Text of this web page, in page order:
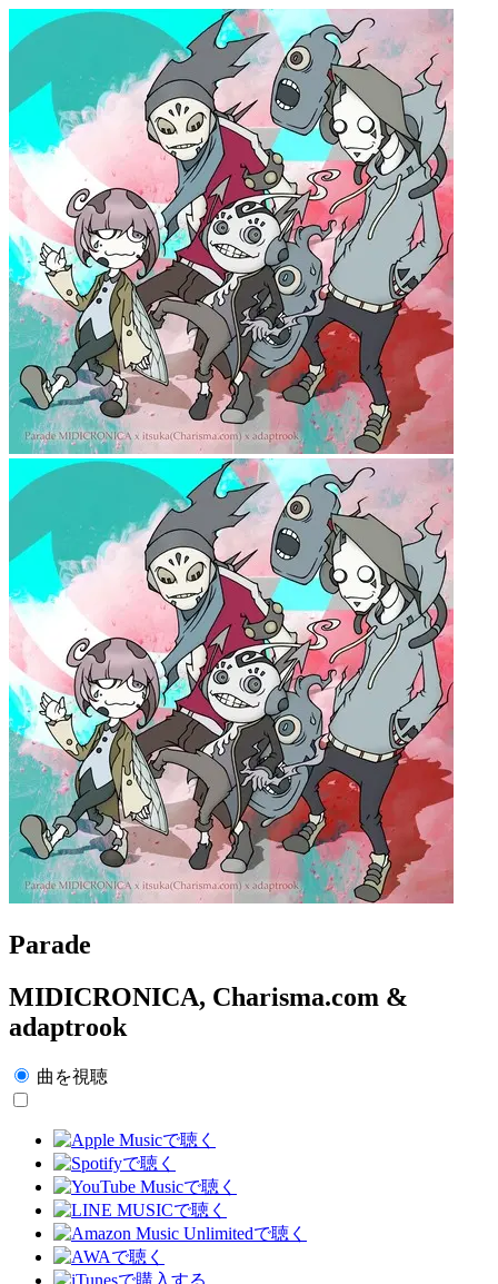
Parade
MIDICRONICA, Charisma.com &
adaptrook
曲を視聴